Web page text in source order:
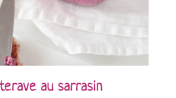
au sarrasin